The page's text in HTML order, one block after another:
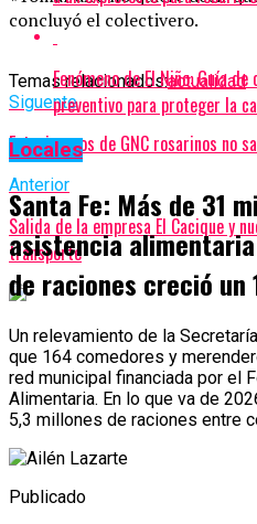
concluyó el colectivero.
Temas relacionados:actualidad
Siguente
Estacioneros de GNC rosarinos no
Anterior
Salida de la empresa El Cacique y
transporte
Fenómeno de El Niño: Guía
preventivo para proteger la
Locales
Santa Fe: Más de 31
asistencia
de raciones creció un
Un relevamiento de la
que 164 comedores y
red municipal financiada por el
Alimentaria. En lo que va de
5,3 millones de raciones entre
Publicado